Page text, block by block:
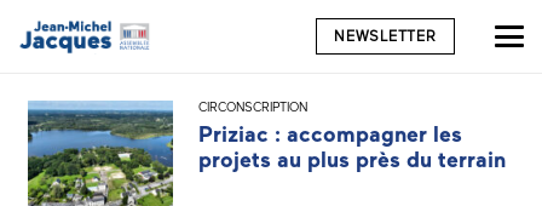
NEWSLETTER
CIRCONSCRIPTION
Priziac : accompagner les
projets au plus près du terrain